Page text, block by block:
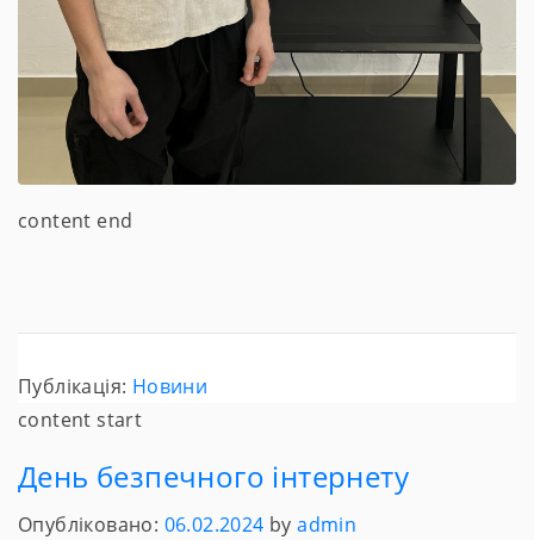
content end
Публікація: Новини
content start
День безпечного інтернету
Опубліковано: 06.02.2024 byadmin